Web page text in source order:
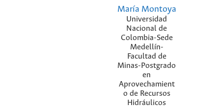
María Montoya
Universidad
Nacional de
Colombia-Sede
Medellín-
Facultad de
Minas-Postgrado
en
Aprovechamient
o de Recursos
Hidráulicos